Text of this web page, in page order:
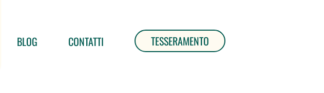
BLOG CONTATTI TESSERAMENTO